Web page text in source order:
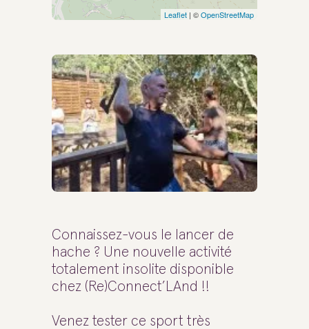
Leaflet | ©OpenStreetMap
Connaissez-vous le lancer de
hache ? Une nouvelle activité
totalement insolite disponible
chez (Re)Connect’LAnd !!
Venez tester ce sport très